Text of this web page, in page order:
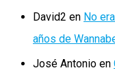
David2 en No
años de
José Antonio en